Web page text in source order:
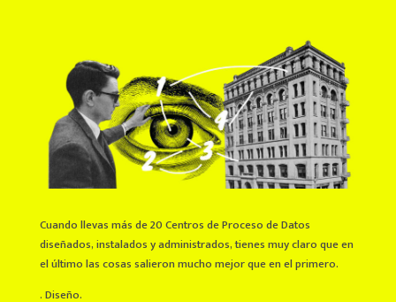
Cuando llevas más de 20 Centros de Proceso de Datos
diseñados, instalados y administrados, tienes muy claro que en
el último las cosas salieron mucho mejor que en el primero.
. Diseño.